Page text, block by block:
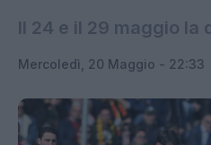
Il 24 e il 29 maggio la
Mercoledì, 20 Maggio - 22:33